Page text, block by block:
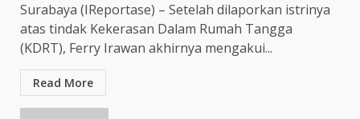
Surabaya (IReportase) – Setelah dilaporkan istrinya
atas tindak Kekerasan Dalam Rumah Tangga
(KDRT), Ferry Irawan akhirnya mengakui...
Read More